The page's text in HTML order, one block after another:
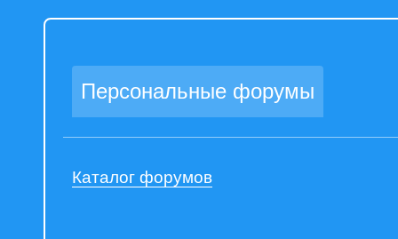
Персональные форумы
Каталог форумов